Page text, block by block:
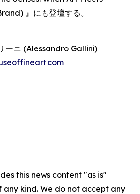
』にも登壇する。
ーニ (Alessandro Gallini)
this news content "as is"
kind. We do not accept any